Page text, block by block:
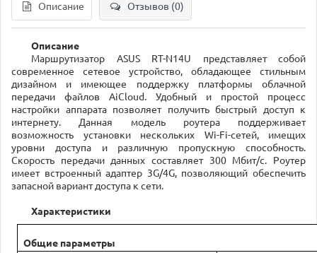
Описание Отзывов (0)
Описание
Маршрутизатор ASUS RT-N14U представляет собой
современное сетевое устройство, обладающее стильным
дизайном и имеющее поддержку платформы облачной
передачи файлов AiCloud. Удобный и простой процесс
настройки аппарата позволяет получить быстрый доступ к
интернету. Данная модель роутера поддерживает
возможность установки нескольких Wi-Fi-сетей, имещих
уровни доступа и различную пропускную способность.
Скорость передачи данных составляет 300 Мбит/с. Роутер
имеет встроенный адаптер 3G/4G, позволяющий обеспечить
запасной вариант доступа к сети.
Характеристики
Общие параметры